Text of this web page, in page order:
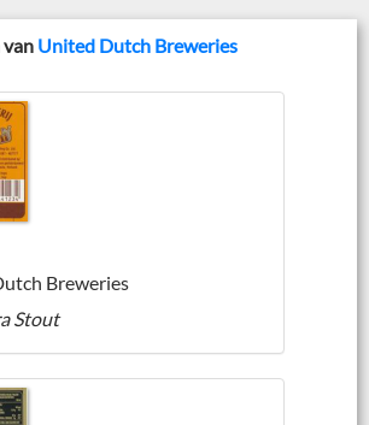
United Dutch Breweries
Breweries
Stout